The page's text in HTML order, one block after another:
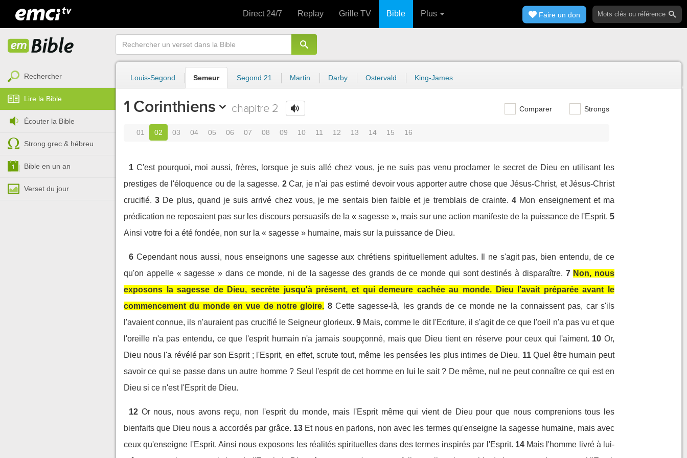
Direct 24/7 Replay Grille TV Bible Plus Faire un don
Rechercher
Lire la Bible
Écouter la Bible
Strong grec & hébreu
Bible en un an
Verset du jour
Louis-Segond Semeur Segond 21 Martin Darby Ostervald King-James
1 Corinthiens chapitre 2 Comparer Strongs
01 02 03 04 05 06 07 08 09 10 11 12 13 14 15 16
1 C'est pourquoi, moi aussi, frères, lorsque je suis allé chez vous, je ne suis pas venu proclamer le secret de Dieu en utilisant les
prestiges de l'éloquence ou de la sagesse. 2 Car, je n'ai pas estimé devoir vous apporter autre chose que Jésus-Christ, et Jésus-Christ
crucifié. 3 De plus, quand je suis arrivé chez vous, je me sentais bien faible et je tremblais de crainte. 4 Mon enseignement et ma
prédication ne reposaient pas sur les discours persuasifs de la « sagesse », mais sur une action manifeste de la puissance de l'Esprit. 5
Ainsi votre foi a été fondée, non sur la « sagesse » humaine, mais sur la puissance de Dieu.
6 Cependant nous aussi, nous enseignons une sagesse aux chrétiens spirituellement adultes. Il ne s'agit pas, bien entendu, de ce
qu'on appelle « sagesse » dans ce monde, ni de la sagesse des grands de ce monde qui sont destinés à disparaître. 7 Non, nous
exposons la sagesse de Dieu, secrète jusqu'à présent, et qui demeure cachée au monde. Dieu l'avait préparée avant le
commencement du monde en vue de notre gloire. 8 Cette sagesse-là, les grands de ce monde ne la connaissent pas, car s'ils
l'avaient connue, ils n'auraient pas crucifié le Seigneur glorieux. 9 Mais, comme le dit l'Ecriture, il s'agit de ce que l'oeil n'a pas vu et que
l'oreille n'a pas entendu, ce que l'esprit humain n'a jamais soupçonné, mais que Dieu tient en réserve pour ceux qui l'aiment. 10 Or,
Dieu nous l'a révélé par son Esprit ; l'Esprit, en effet, scrute tout, même les pensées les plus intimes de Dieu. 11 Quel être humain peut
savoir ce qui se passe dans un autre homme ? Seul l'esprit de cet homme en lui le sait ? De même, nul ne peut connaître ce qui est en
Dieu si ce n'est l'Esprit de Dieu.
12 Or nous, nous avons reçu, non l'esprit du monde, mais l'Esprit même qui vient de Dieu pour que nous comprenions tous les
bienfaits que Dieu nous a accordés par grâce. 13 Et nous en parlons, non avec les termes qu'enseigne la sagesse humaine, mais avec
ceux qu'enseigne l'Esprit. Ainsi nous exposons les réalités spirituelles dans des termes inspirés par l'Esprit. 14 Mais l'homme livré à lui-